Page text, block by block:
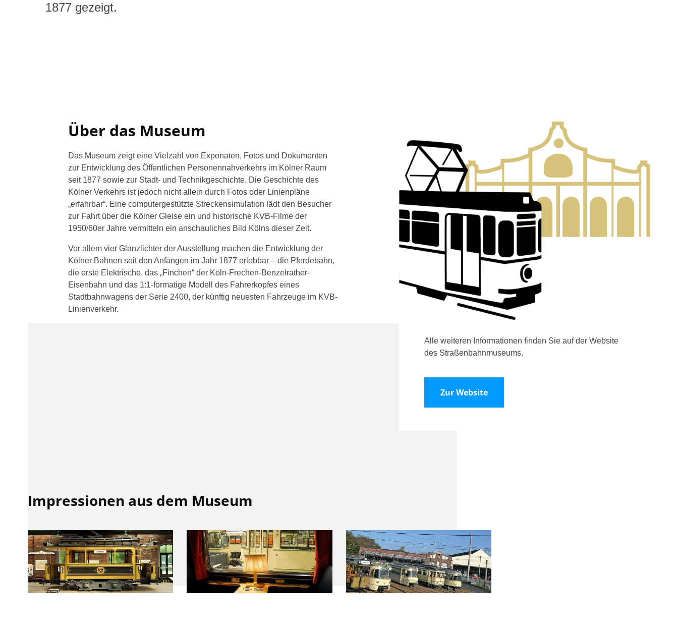
1877 gezeigt.
Über das Museum
Das Museum zeigt eine Vielzahl von Exponaten, Fotos und Dokumenten
zur Entwicklung des Öffentlichen Personennahverkehrs im Kölner Raum
seit 1877 sowie zur Stadt- und Technikgeschichte. Die Geschichte des
Kölner Verkehrs ist jedoch nicht allein durch Fotos oder Linienpläne
„erfahrbar“. Eine computergestützte Streckensimulation lädt den Besucher
zur Fahrt über die Kölner Gleise ein und historische KVB-Filme der
1950/60er Jahre vermitteln ein anschauliches Bild Kölns dieser Zeit.
Vor allem vier Glanzlichter der Ausstellung machen die Entwicklung der
Kölner Bahnen seit den Anfängen im Jahr 1877 erlebbar – die Pferdebahn,
die erste Elektrische, das „Finchen“ der Köln-Frechen-Benzelrather-
Eisenbahn und das 1:1-formatige Modell des Fahrerkopfes eines
Stadtbahnwagens der Serie 2400, der künftig neuesten Fahrzeuge im KVB-
Linienverkehr.
Alle weiteren Informationen finden Sie auf der Website
des Straßenbahnmuseums.
Zur Website
Impressionen aus dem Museum